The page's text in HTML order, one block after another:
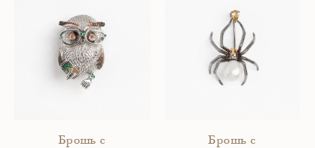
Брошь с
Брошь с